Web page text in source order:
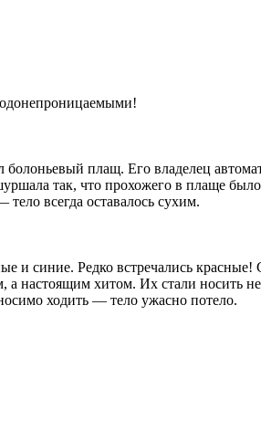
плащ. Его владелец
так, что прохожего в плаще
всегда оставалось сухим.
синие. Редко встречались красные!
настоящим хитом. Их стали носить
ходить — тело ужасно потело.